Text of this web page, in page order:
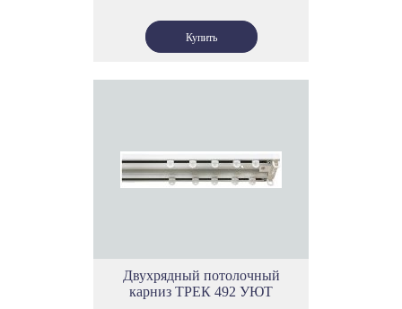
Двухрядный потолочный
карниз ТРЕК 492 УЮТ